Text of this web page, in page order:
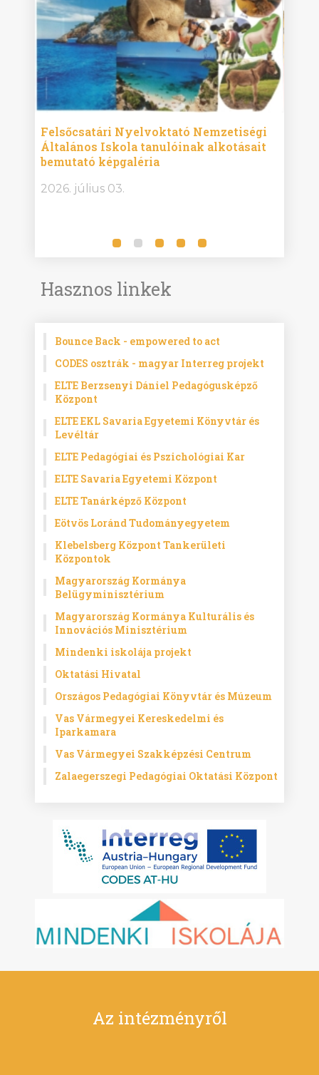
Felsőcsatári Nyelvoktató Nemzetiségi
Általános Iskola tanulóinak alkotásait
bemutató képgaléria
2026. július 03.
Hasznos linkek
Bounce Back - empowered to act
CODES osztrák - magyar Interreg projekt
ELTE Berzsenyi Dániel Pedagógusképző
Központ
ELTE EKL Savaria Egyetemi Könyvtár és
Levéltár
ELTE Pedagógiai és Pszichológiai Kar
ELTE Savaria Egyetemi Központ
ELTE Tanárképző Központ
Eötvös Loránd Tudományegyetem
Klebelsberg Központ Tankerületi
Központok
Magyarország Kormánya
Belügyminisztérium
Magyarország Kormánya Kulturális és
Innovációs Minisztérium
Mindenki iskolája projekt
Oktatási Hivatal
Országos Pedagógiai Könyvtár és Múzeum
Vas Vármegyei Kereskedelmi és
Iparkamara
Vas Vármegyei Szakképzési Centrum
Zalaegerszegi Pedagógiai Oktatási Központ
Az intézményről